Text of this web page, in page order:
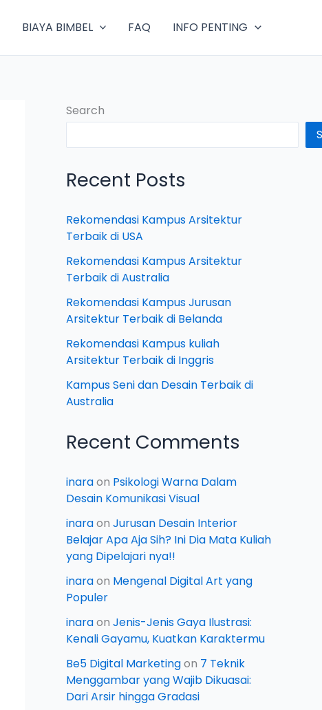
BIAYA BIMBEL FAQ INFO PENTING
Search
Recent Posts
Rekomendasi Kampus Arsitektur
Terbaik di USA
Rekomendasi Kampus Arsitektur
Terbaik di Australia
Rekomendasi Kampus Jurusan
Arsitektur Terbaik di Belanda
Rekomendasi Kampus kuliah
Arsitektur Terbaik di Inggris
Kampus Seni dan Desain Terbaik di
Australia
Recent Comments
inaraon Psikologi Warna Dalam
Desain Komunikasi Visual
inaraon Jurusan Desain Interior
Belajar Apa Aja Sih? Ini Dia Mata Kuliah
yang Dipelajari nya!!
inaraon Mengenal Digital Art yang
Populer
inaraon Jenis-Jenis Gaya Ilustrasi:
Kenali Gayamu, Kuatkan Karaktermu
Be5 Digital Marketingon 7 Teknik
Menggambar yang Wajib Dikuasai:
Dari Arsir hingga Gradasi